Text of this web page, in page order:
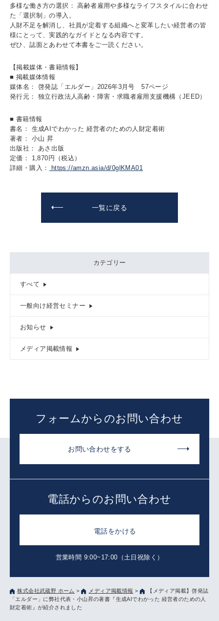
多様な働き方の選択： 高齢者雇用や多様なライフスタイルに合わせ
た「選択制」の導入。
人財不足を解消し、社員が定着する組織へと変革したい経営者の皆
様にとって、実践的なガイドとなる内容です。
ぜひ、誌面とあわせて本書をご一読ください。
【掲載媒体・書籍情報】
■ 掲載媒体情報
媒体名： 啓発誌「エルダー」2026年3月号 57ページ
発行元： 独立行政法人高齢・障害・求職者雇用支援機構（JEED）
■ 書籍情報
書名： 生成AIでわかった 経営者のための人財定着術
著者： 小山 昇
出版社： あさ出版
定価： 1,870円（税込）
詳細・購入：
https://amzn.asia/d/0glKMA01
一覧に戻る
カテゴリー
すべて
一般向け経営セミナー
お知らせ
メディア掲載情報
フォームからのお問い合わせ
お問い合わせをする
電話からのお問い合わせ
電話をかける
営業時間 9:00~17:00（土日祝除く）
株式会社武蔵野 ホーム > メディア掲載情報 >
【メディア掲載】啓発誌
「エルダー」に弊社代表・小山昇の著書『生成AIでわかった 経営者のための人
財定着術』が紹介されました